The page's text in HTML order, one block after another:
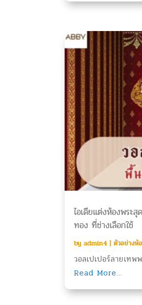
ไอเดียแต่งห้องพระ
ทอง ที่ช่างเลือกใช้
by admin4 | ตัวอย่างห้
วอลเปเปอร์ลายเท
Read More...